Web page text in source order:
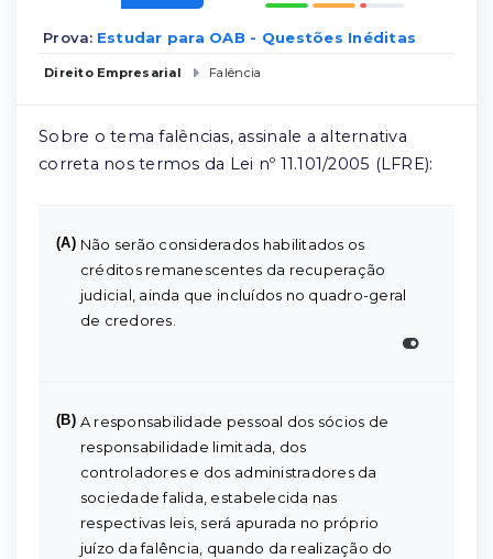
Prova: Estudar para OAB - Questões Inéditas
Direito Empresarial Falência
Sobre o tema falências, assinale a alternativa
correta nos termos da Lei nº 11.101/2005 (LFRE):
(A) Não serão considerados habilitados os
créditos remanescentes da recuperação
judicial, ainda que incluídos no quadro-geral
de credores.
(B) A responsabilidade pessoal dos sócios de
responsabilidade limitada, dos
controladores e dos administradores da
sociedade falida, estabelecida nas
respectivas leis, será apurada no próprio
juízo da falência, quando da realização do